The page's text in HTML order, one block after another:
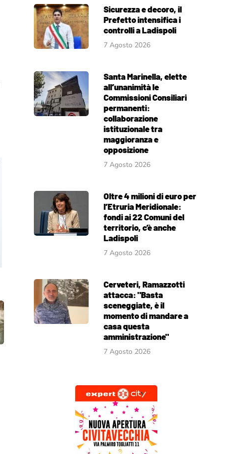
Sicurezza e decoro, il
Prefetto intensifica i
controlli a Ladispoli
7 Agosto 2026
Santa Marinella, elette
all’unanimità le
Commissioni Consiliari
permanenti:
collaborazione
istituzionale tra
maggioranza e
opposizione
7 Agosto 2026
Oltre 4 milioni di euro per
l’Etruria Meridionale:
fondi ai 22 Comuni del
territorio, c’è anche
Ladispoli
7 Agosto 2026
Cerveteri, Ramazzotti
attacca: "Basta
sceneggiate, è il
momento di mandare a
casa questa
amministrazione"
7 Agosto 2026